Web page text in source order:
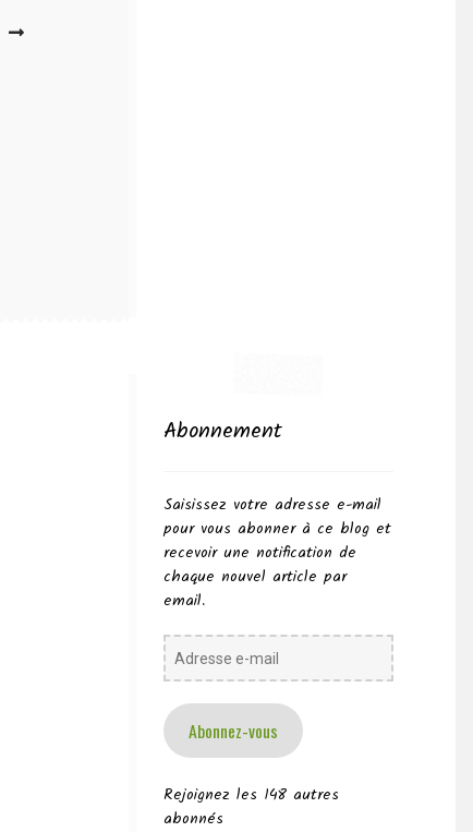
Abonnement
Saisissez votre adresse e-mail
pour vous abonner à ce blog et
recevoir une notification de
chaque nouvel article par
email.
Adresse
e-
Abonnez-vous
Rejoignez les 148 autres
abonnés